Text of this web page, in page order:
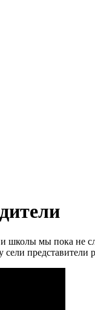
школы мы пока
сели